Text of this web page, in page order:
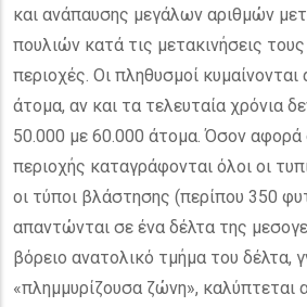
και ανάπαυσης μεγάλων αριθμών
πουλιών κατά τις μετακινήσεις
περιοχές. Οι πληθυσμοί
άτομα, αν και τα τελευταία χρόνια
50.000 με 60.000 άτομα. Όσον
περιοχής καταγράφονται όλοι οι
οι τύποι βλάστησης (περίπου 350
απαντώνται σε ένα δέλτα της
βόρειο ανατολικό τμήμα του δέλτα,
«πλημμυρίζουσα ζώνη», καλύπτεται